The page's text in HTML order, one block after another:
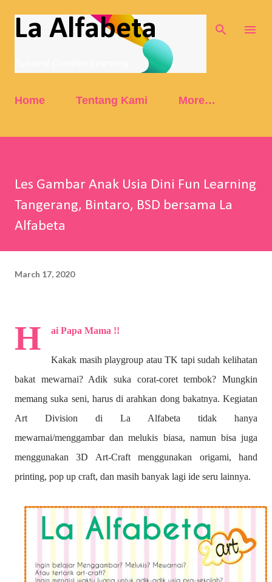
Skip to main content
La Alfabeta
Home Tentang Kami More…
Les Gambar Anak Usia Dini Fun Learning
Tangerang, Bintaro, BSD bersama La
Alfabeta
March 17, 2020
H ai Papa Mama !!
Kakak masih playgroup atau TK tapi sudah kelihatan
bakat mewarnai? Adik suka corat-coret tembok? Mungkin
memang suka seni, harus di arahkan dong bakatnya. Kegiatan
Art Division di La Alfabeta tidak hanya
mewarnai/menggambar dan melukis biasa, namun bisa juga
menggunakan 3D Art-Craft menggunakan origami, hand
printing, pop up craft, dan masih banyak lagi ide seru lainnya.